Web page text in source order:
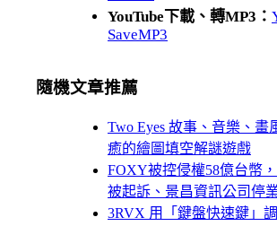
YouTube下載、轉MP3：
SaveMP3
隨機文章推薦
Two Eyes 故事、音樂、畫
癒的繪圖填空解謎遊戲
FOXY被控侵權58億台幣
被起訴、景昌資訊公司停
3RVX 用「鍵盤快速鍵」